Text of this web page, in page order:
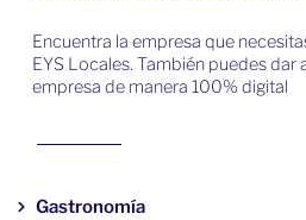
Encuentra la empresa que
EYS Locales. También puedes dar
empresa de manera 100% digital
Gastronomía